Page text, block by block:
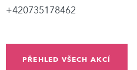
+420735178462
PŘEHLED VŠECH AKCÍ